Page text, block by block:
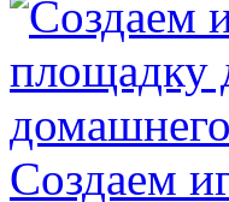
Создаем